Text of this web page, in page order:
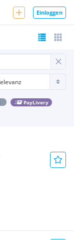
Einloggen
PayLivery